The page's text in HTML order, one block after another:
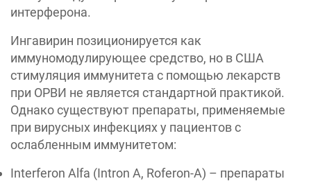
интерферона.
Ингавирин позиционируется как
иммуномодулирующее средство, но в США
стимуляция иммунитета с помощью лекарств
при ОРВИ не является стандартной практикой.
Однако существуют препараты, применяемые
при вирусных инфекциях у пациентов с
ослабленным иммунитетом:
Interferon Alfa (Intron A, Roferon-A) – препараты